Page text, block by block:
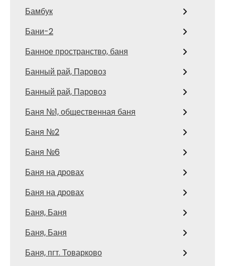
Бамбук
Бани-2
Банное пространство, баня
Банный рай, Паровоз
Банный рай, Паровоз
Баня №1, общественная баня
Баня №2
Баня №6
Баня на дровах
Баня на дровах
Баня, Баня
Баня, Баня
Баня, пгт. Товарково